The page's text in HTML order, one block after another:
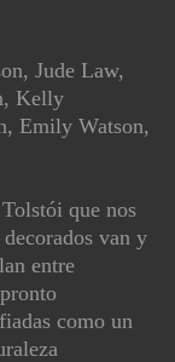
Jude Law,
Kelly
Emily Watson,
que nos
van y
entre
como un